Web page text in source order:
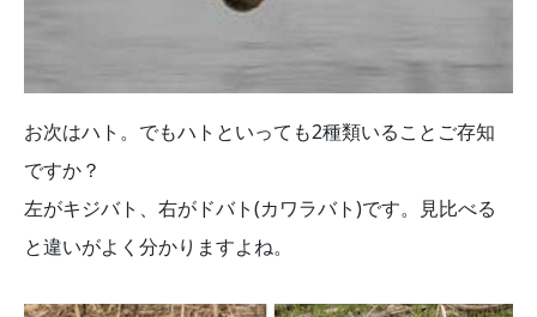
お次はハト。でもハトといっても2種類いることご存知
ですか？
左がキジバト、右がドバト(カワラバト)です。見比べる
と違いがよく分かりますよね。